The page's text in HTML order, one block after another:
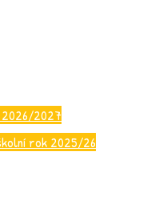
2026/2027
rok 2025/26